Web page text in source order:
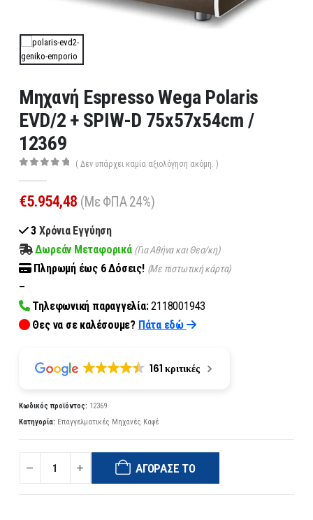
Μηχανή Espresso Wega Polaris
EVD/2 + SPIW-D 75x57x54cm /
12369
( Δεν υπάρχει καμία αξιολόγηση ακόμη. )
€5.954,48 (Με ΦΠΑ 24%)
3 Χρόνια Εγγύηση
Δωρεάν Μεταφορικά (Για Αθήνα και Θεσ/κη)
Πληρωμή έως 6Δόσεις! (Με πιστωτική κάρτα)
–
Τηλεφωνική παραγγελία:2118001943
Θες να σε καλέσουμε? Πάτα εδώ
161 κριτικές
Κωδικός προϊόντος: 12369
Κατηγορία: Επαγγελματικές Μηχανές Καφέ
ΑΓΌΡΑΣΈ ΤΟ